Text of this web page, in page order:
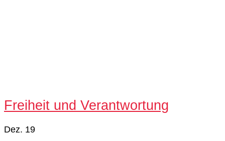
Freiheit und Verantwortung
Dez. 19